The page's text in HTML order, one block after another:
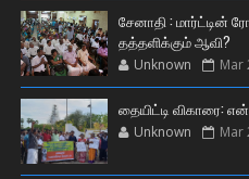
சேனாதி : மார்ட்டின்
தத்தளிக்கும் ஆவி?
Unknown Mar
தையிட்டி விகாரை:
Unknown Mar